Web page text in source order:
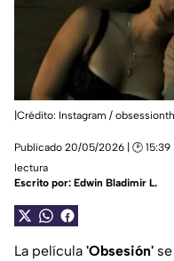
|Crédito: Instagram /
Publicado 20/05/2026 | 🕑 15:39
lectura
Escrito por: Edwin Bladimir L.
La película 'Obsesión'